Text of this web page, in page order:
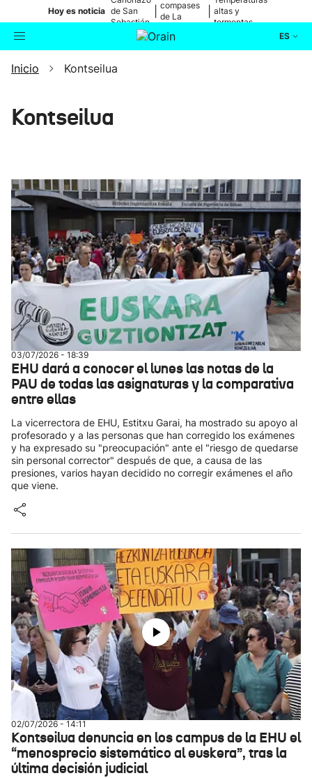
Hoy es noticia de San
Sebastián
compases
de La
altas y
tormentas
ES
Buscador
Ikusmiran
Eguraldia
Inicio Kontseilua
Kontseilua
03/07/2026 - 18:39
EHU dará a conocer el lunes las notas de la
PAU de todas las asignaturas y la comparativa
entre ellas
La vicerrectora de EHU, Estitxu Garai, ha mostrado su apoyo al
profesorado y a las personas que han corregido los exámenes
y ha expresado su "preocupación" ante el "riesgo de quedarse
sin personal corrector" después de que, a causa de las
presiones, varios hayan decidido no corregir exámenes el año
que viene.
02/07/2026 - 14:11
Kontseilua denuncia en los campus de la EHU el
“menosprecio sistemático al euskera”, tras la
última decisión judicial